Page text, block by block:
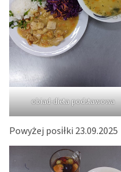
obiad-dieta podstawowa
Powyżej posiłki 23.09.2025